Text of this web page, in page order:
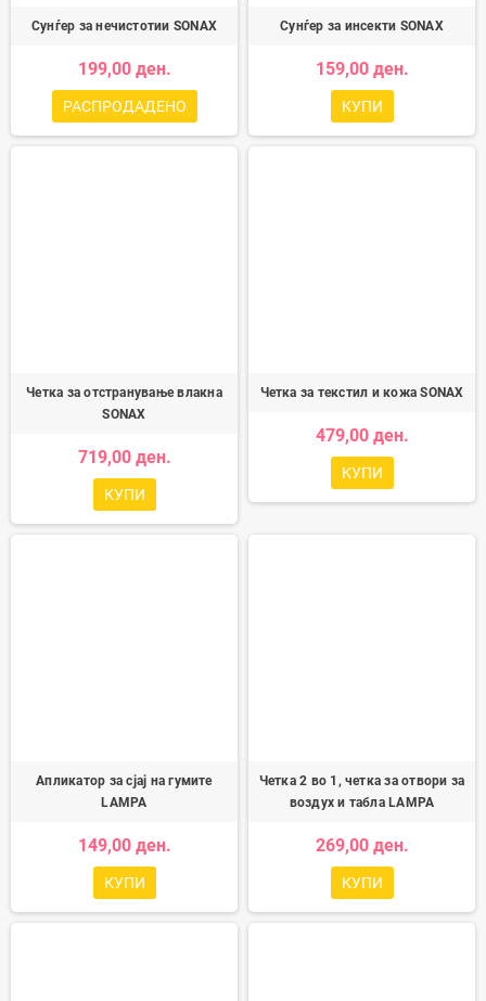
Сунѓер за нечистотии SONAX
199,00 ден.
РАСПРОДАДЕНО
Сунѓер за инсекти SONAX
159,00 ден.
КУПИ
Четка за отстранување влакна
SONAX
719,00 ден.
КУПИ
Четка за текстил и кожа SONAX
479,00 ден.
КУПИ
Апликатор за сјај на гумите
LAMPA
149,00 ден.
КУПИ
Четка 2 во 1, четка за отвори за
воздух и табла LAMPA
269,00 ден.
КУПИ